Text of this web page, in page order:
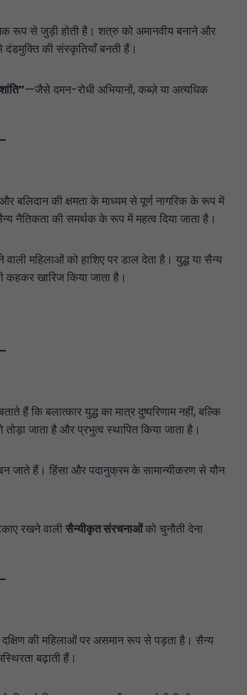
रूप से जुड़ी होती है। शत्रु को अमानवीय बनाने और
की संस्कृतियाँ बनती हैं।
—जैसे दमन-रोधी अभियानों, कब्ज़े या अत्यधिक
बलिदान की क्षमता के माध्यम से पूर्ण नागरिक के रूप में
नैतिकता की समर्थक के रूप में महत्व दिया जाता है।
महिलाओं को हाशिए पर डाल देता है। युद्ध या सैन्य
कहकर खारिज किया जाता है।
हैं कि बलात्कार युद्ध का मात्र दुष्परिणाम नहीं, बल्कि
जाता है और प्रभुत्व स्थापित किया जाता है।
जाते हैं। हिंसा और पदानुक्रम के सामान्यीकरण से यौन
रखने वालीसैन्यीकृत संरचनाओंको चुनौती देना
दक्षिण की महिलाओं पर असमान रूप से पड़ता है। सैन्य
बढ़ाती हैं।